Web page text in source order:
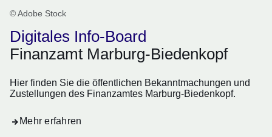
© Adobe Stock
Digitales Info-Board
Finanzamt Marburg-Biedenkopf
Hier finden Sie die öffentlichen Bekanntmachungen und
Zustellungen des Finanzamtes Marburg-Biedenkopf.
Mehr erfahren